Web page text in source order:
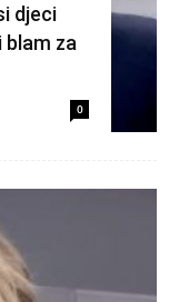
djeci
blam za
0